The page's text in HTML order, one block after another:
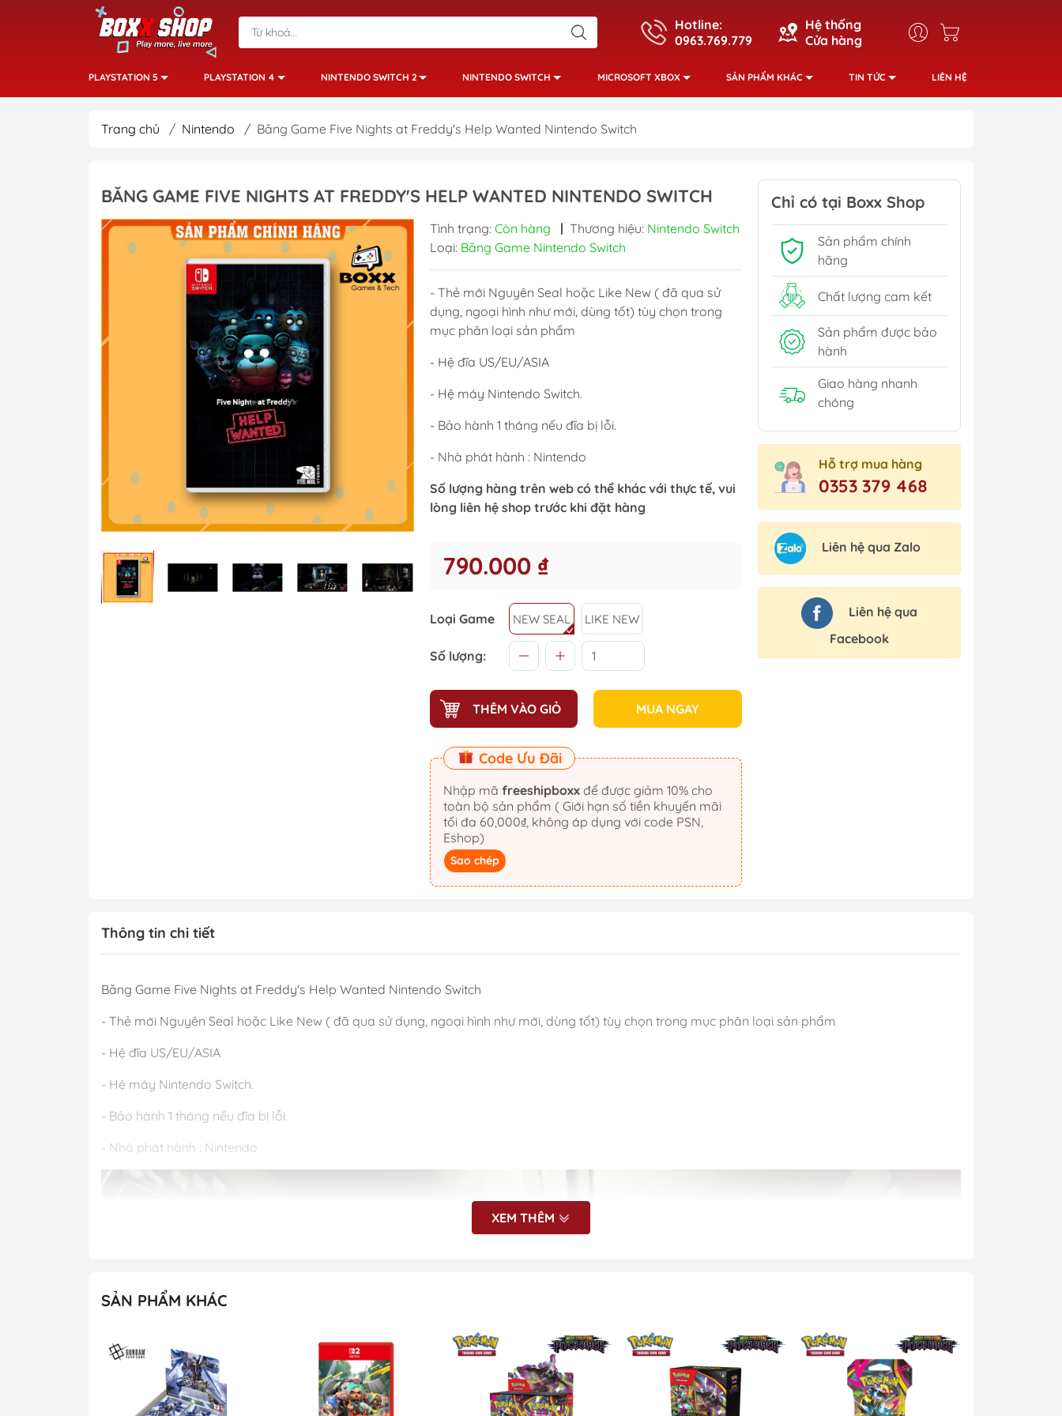
Hotline:
0963.769.779
Hệ thống
Cửa hàng
PLAYSTATION 5 PLAYSTATION 4 NINTENDO SWITCH 2 NINTENDO SWITCH MICROSOFT XBOX SẢN PHẨM KHÁC TIN TỨC LIÊN HỆ
Trang chủ / Nintendo / Băng Game Five Nights at Freddy's Help Wanted Nintendo Switch
BĂNG GAME FIVE NIGHTS AT FREDDY'S HELP WANTED NINTENDO SWITCH
Tình trạng: Còn hàng | Thương hiệu: Nintendo Switch
Loại: Băng Game Nintendo Switch
- Thẻ mới Nguyên Seal hoặc Like New ( đã qua sử
dụng, ngoại hình như mới, dùng tốt) tùy chọn trong
mục phân loại sản phẩm
- Hệ đĩa US/EU/ASIA
- Hệ máy Nintendo Switch.
- Bảo hành 1 tháng nếu đĩa bị lỗi.
- Nhà phát hành : Nintendo
Số lượng hàng trên web có thể khác với thực tế, vui
lòng liên hệ shop trước khi đặt hàng
790.000 ₫
Loại Game NEW SEAL LIKE NEW
Số lượng:
THÊM VÀO GIỎ MUA NGAY
Code Ưu Đãi
Nhập mã freeshipboxxđể được giảm 10% cho
toàn bộ sản phẩm ( Giới hạn số tiền khuyến mãi
tối đa 60,000₫, không áp dụng với code PSN,
Eshop)
Sao chép
Chỉ có tại Boxx Shop
Sản phẩm chính
hãng
Chất lượng cam kết
Sản phẩm được bảo
hành
Giao hàng nhanh
chóng
Hỗ trợ mua hàng
0353 379 468
Liên hệ qua Zalo
Liên hệ qua
Facebook
Thông tin chi tiết
Băng Game Five Nights at Freddy's Help Wanted Nintendo Switch
- Thẻ mới Nguyên Seal hoặc Like New ( đã qua sử dụng, ngoại hình như mới, dùng tốt) tùy chọn trong mục phân loại sản phẩm
- Hệ đĩa US/EU/ASIA
- Hệ máy Nintendo Switch.
- Bảo hành 1 tháng nếu đĩa bị lỗi.
- Nhà phát hành : Nintendo
XEM THÊM
SẢN PHẨM KHÁC